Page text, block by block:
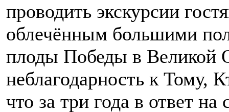
проводить экскурсии
облечённым большими
плоды Победы в Великой
неблагодарность к Тому,
что за три года в ответ